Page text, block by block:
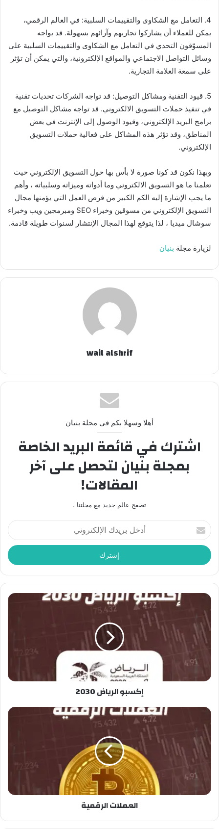
4. التعامل مع الشكاوى والتقييمات السلبية: في العالم الرقمي،
يمكن للعملاء أن يشاركوا تجاربهم وآرائهم بسهولة. قد يواجه
المسوّقون التحدي في التعامل مع الشكاوى والتقييمات السلبية على
وسائل التواصل الاجتماعي والمواقع الإلكترونية، والتي يمكن أن تؤثر
على سمعة العلامة التجارية.
5. قيود التقنية ومشاكل التوصيل: قد تواجه الشركات تحديات تقنية
في تنفيذ حملات التسويق الالكتروني. قد تواجه مشاكل التوصيل مع
برامج البريد الإلكتروني، وقيود الوصول إلى الإنترنت في بعض
المناطق، وقد تؤثر هذه المشاكل على فعالية حملات التسويق
الإلكتروني.
وبهذا نكون قد كونا صورة لا بأس بها حول التسويق الإلكتروني حيث
تعلمنا ما هو التسويق الالكتروني وما أدواته وميزاته وسلبياته ، وأهم
ما يجب الإشارة إليه الكم الكبير من فرص العمل التي يؤمنها مجال
التسويق الإلكتروني من مسوقين وخبراء SEO ومبرمجين ويب وخبراء
سوشال ميديا ، لذا يتوقع لهذا المجال الإنتشار لسنوات طويلة قادمة.
لزيارة مجلة بنيان
wail alshrif
أهلا وسهلا بكم في مجلة بنيان
اشترك في قائمة البريد الخاصة
بمجلة بنيان لتحصل على آخر
المقالات!
تصفح عالم جديد مع مجلتنا .
أدخل
بريدك
الإلكتروني
إكسبو الرياض 2030
العملات الرقمية